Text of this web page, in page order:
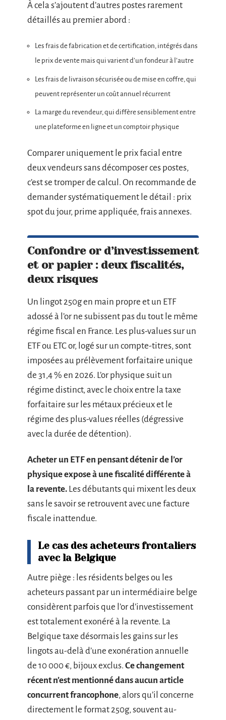
À cela s’ajoutent d’autres postes rarement
détaillés au premier abord :
Les frais de fabrication et de certification, intégrés dans
le prix de vente mais qui varient d’un fondeur à l’autre
Les frais de livraison sécurisée ou de mise en coffre, qui
peuvent représenter un coût annuel récurrent
La marge du revendeur, qui diffère sensiblement entre
une plateforme en ligne et un comptoir physique
Comparer uniquement le prix facial entre
deux vendeurs sans décomposer ces postes,
c’est se tromper de calcul. On recommande de
demander systématiquement le détail : prix
spot du jour, prime appliquée, frais annexes.
Confondre or d’investissement
et or papier : deux fiscalités,
deux risques
Un lingot 250g en main propre et un ETF
adossé à l’or ne subissent pas du tout le même
régime fiscal en France. Les plus-values sur un
ETF ou ETC or, logé sur un compte-titres, sont
imposées au prélèvement forfaitaire unique
de 31,4 % en 2026. L’or physique suit un
régime distinct, avec le choix entre la taxe
forfaitaire sur les métaux précieux et le
régime des plus-values réelles (dégressive
avec la durée de détention).
Acheter un ETF en pensant détenir de l’or
physique expose à une fiscalité différente à
la revente. Les débutants qui mixent les deux
sans le savoir se retrouvent avec une facture
fiscale inattendue.
Le cas des acheteurs frontaliers
avec la Belgique
Autre piège : les résidents belges ou les
acheteurs passant par un intermédiaire belge
considèrent parfois que l’or d’investissement
est totalement exonéré à la revente. La
Belgique taxe désormais les gains sur les
lingots au-delà d’une exonération annuelle
de 10 000 €, bijoux exclus. Ce changement
récent n’est mentionné dans aucun article
concurrent francophone, alors qu’il concerne
directement le format 250g, souvent au-